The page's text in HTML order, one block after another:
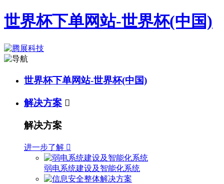
世界杯下单网站-世界杯(中国)
世界杯下单网站-世界杯(中国)
解决方案 
解决方案
进一步了解 
弱电系统建设及智能化系统